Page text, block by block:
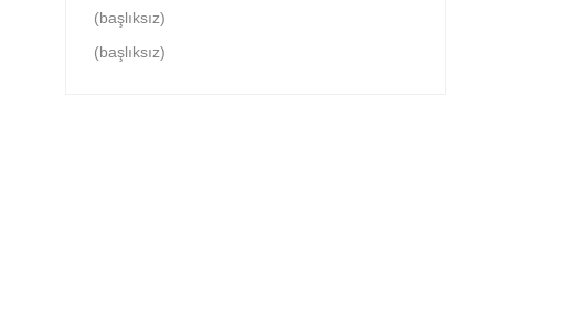
(başlıksız)
(başlıksız)